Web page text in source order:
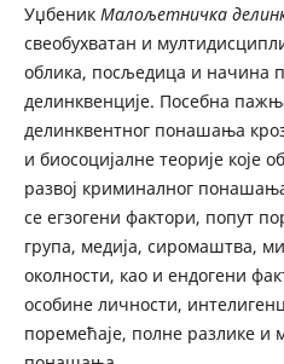
Уџбеник Малољетничка
свеобухватан и
облика, посљедица и начина
делинквенције. Посебна
делинквентног понашања
и биосоцијалне теорије које
развој криминалног
се егзогени фактори, попут
група, медија, сиромаштва,
околности, као и ендогени
особине личности,
поремећаје, полне разлике и